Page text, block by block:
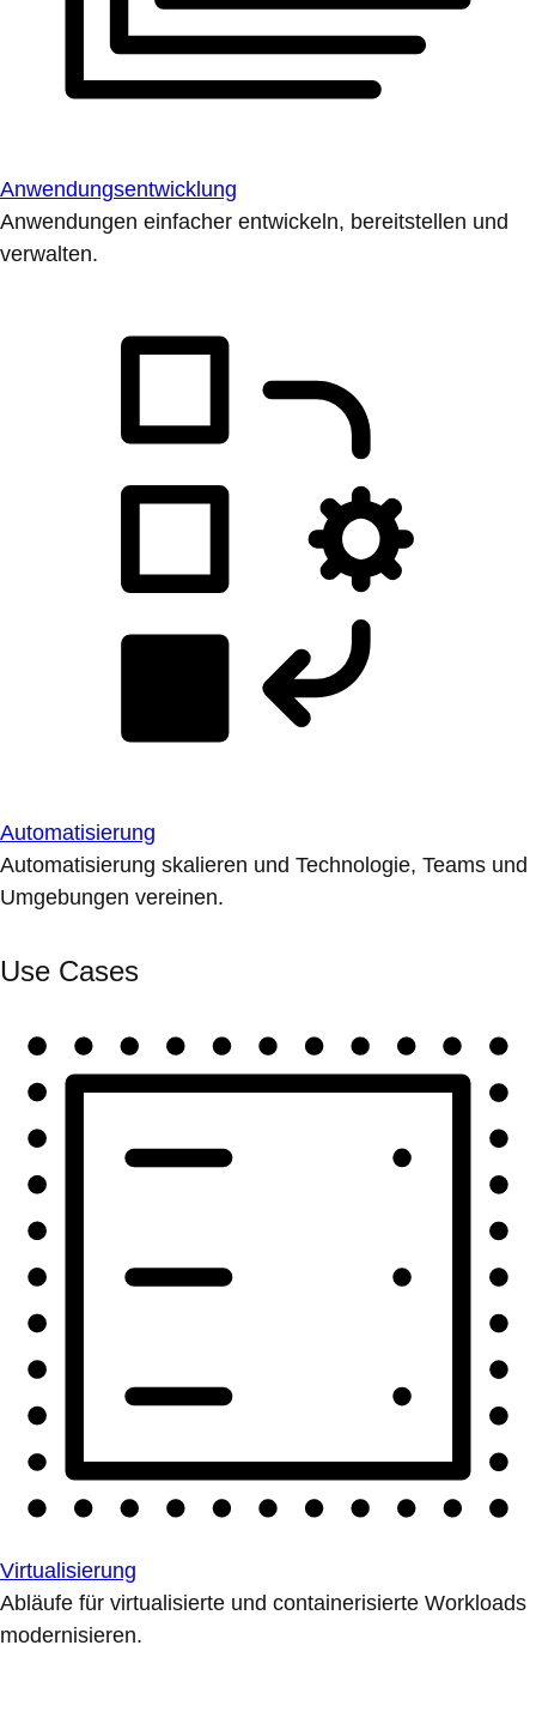
Anwendungsentwicklung
Anwendungen einfacher entwickeln, bereitstellen und
verwalten.
Automatisierung
Automatisierung skalieren und Technologie, Teams und
Umgebungen vereinen.
Use Cases
Virtualisierung
Abläufe für virtualisierte und containerisierte Workloads
modernisieren.